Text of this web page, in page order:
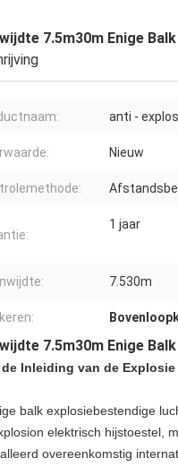
7.5m30m Enige
anti -
Nieuw
1 jaar
7.530m
7.5m30m Enige
Inleiding van de
balk explosiebestendige
elektrisch hijstoestel,
overeenkomstig